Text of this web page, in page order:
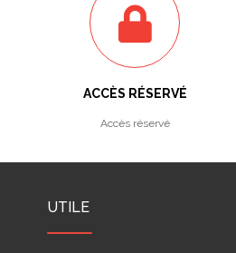
ACCÈS RÉSERVÉ
Accès réservé
UTILE